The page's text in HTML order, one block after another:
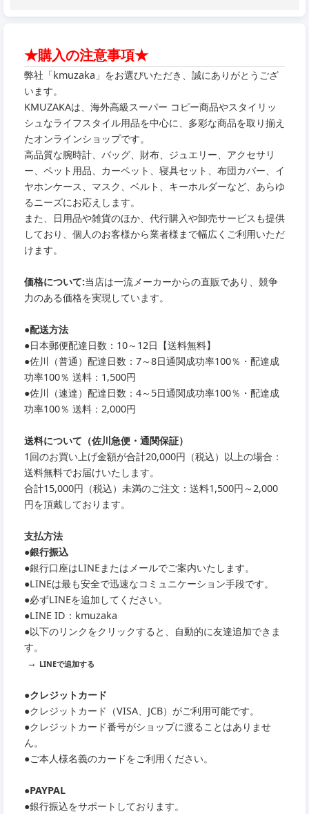
★購入の注意事項★
弊社「kmuzaka」をお選びいただき、誠にありがとうござ
います。
KMUZAKAは、海外高級スーパー コピー商品やスタイリッ
シュなライフスタイル用品を中心に、多彩な商品を取り揃え
たオンラインショップです。
高品質な腕時計、バッグ、財布、ジュエリー、アクセサリ
ー、ペット用品、カーペット、寝具セット、布団カバー、イ
ヤホンケース、マスク、ベルト、キーホルダーなど、あらゆ
るニーズにお応えします。
また、日用品や雑貨のほか、代行購入や卸売サービスも提供
しており、個人のお客様から業者様まで幅広くご利用いただ
けます。
価格について:当店は一流メーカーからの直販であり、競争
力のある価格を実現しています。
●配送方法
●日本郵便配達日数：10～12日【送料無料】
●佐川（普通）配達日数：7～8日通関成功率100％・配達成
功率100％ 送料：1,500円
●佐川（速達）配達日数：4～5日通関成功率100％・配達成
功率100％ 送料：2,000円
送料について（佐川急便・通関保証）
1回のお買い上げ金額が合計20,000円（税込）以上の場合：
送料無料でお届けいたします。
合計15,000円（税込）未満のご注文：送料1,500円～2,000
円を頂戴しております。
支払方法
●銀行振込
●銀行口座はLINEまたはメールでご案内いたします。
●LINEは最も安全で迅速なコミュニケーション手段です。
●必ずLINEを追加してください。
●LINE ID：kmuzaka
●以下のリンクをクリックすると、自動的に友達追加できま
す。
→ LINEで追加する
●クレジットカード
●クレジットカード（VISA、JCB）がご利用可能です。
●クレジットカード番号がショップに渡ることはありませ
ん。
●ご本人様名義のカードをご利用ください。
●PAYPAL
●銀行振込をサポートしております。